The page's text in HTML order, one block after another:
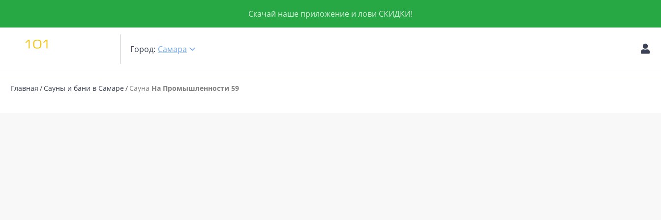
Скачай наше приложение и лови СКИДКИ!
Город: Самара
Главная Сауны и бани в Самаре Сауна На Промышленности 59